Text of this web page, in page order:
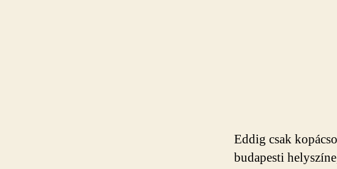
Eddig csak
budapesti